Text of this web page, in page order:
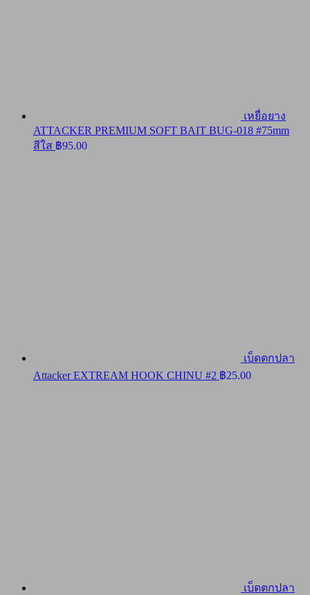
เหยื่อยาง
ATTACKER PREMIUM SOFT BAIT BUG-018 #75mm
สีใส ฿95.00
เบ็ดตกปลา
Attacker EXTREAM HOOK CHINU #2 ฿25.00
เบ็ดตกปลา